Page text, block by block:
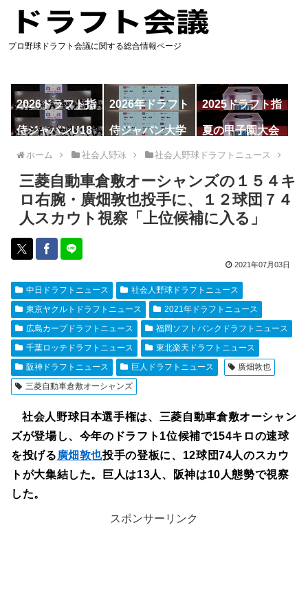
プロ野球ドラフト会議に関する総合情報ページ
2026ドラフト指
名予想
2026年ドラフト
候補
2025ドラフト指
名一覧
侍ジャパンU18
代表
侍ジャパン大学
代表
夏の甲子園大会
ホーム 社会人野球 社会人野球ドラフトニュース
三菱自動車倉敷オーシャンズの１５４キ
ロ右腕・廣畑敦也投手に、１２球団７４
人スカウト視察「上位候補に入る」
2021年07月03日
中日ドラフトニュース
社会人野球ドラフトニュース
東京ヤクルトドラフトニュース
2021年ドラフトニュース
広島カープドラフトニュース
福岡ソフトバンクドラフトニュース
千葉ロッテドラフトニュース
東北楽天ドラフトニュース
阪神ドラフトニュース
巨人ドラフトニュース
廣畑敦也
三菱自動車倉敷オーシャンズ
社会人野球日本選手権は、三菱自動車倉敷オーシャン
ズが登場し、今年のドラフト1位候補で154キロの速球
を投げる 廣畑敦也投手の登板に、12球団74人のスカウ
トが大集結した。巨人は13人、阪神は10人態勢で視察
した。
スポンサーリンク